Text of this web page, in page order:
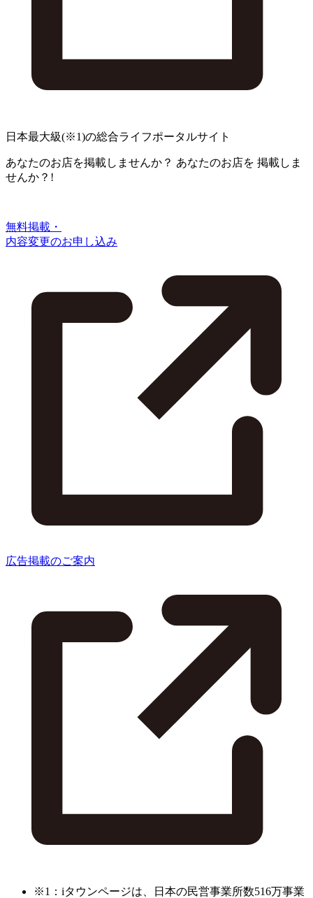
日本最大級(※1)の総合ライフポータルサイト
あなたのお店を掲載しませんか？ あなたのお店を 掲載しま
せんか？!
無料掲載・
内容変更のお申し込み
広告掲載のご案内
※1：iタウンページは、日本の民営事業所数516万事業